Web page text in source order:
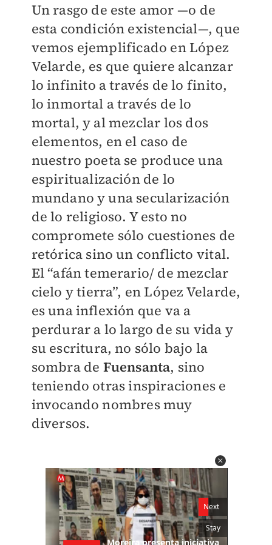
Un rasgo de este amor —o de
esta condición existencial—, que
vemos ejemplificado en López
Velarde, es que quiere alcanzar
lo infinito a través de lo finito,
lo inmortal a través de lo
mortal, y al mezclar los dos
elementos, en el caso de
nuestro poeta se produce una
espiritualización de lo
mundano y una secularización
de lo religioso. Y esto no
compromete sólo cuestiones de
retórica sino un conflicto vital.
El “afán temerario/ de mezclar
cielo y tierra”, en López Velarde,
es una inflexión que va a
perdurar a lo largo de su vida y
su escritura, no sólo bajo la
sombra de Fuensanta, sino
teniendo otras inspiraciones e
invocando nombres muy
diversos.